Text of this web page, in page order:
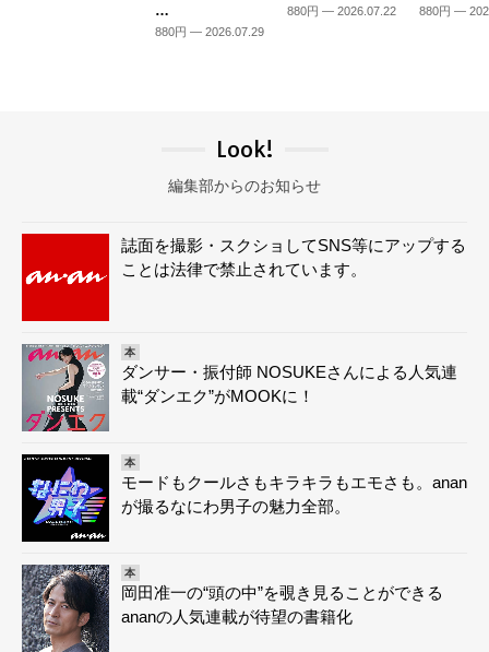
…
880円 — 2026.07.29
880円 — 2026.07.22 880円 —
Look!
編集部からのお知らせ
誌面を撮影・スクショしてSNS等にアップする
ことは法律で禁止されています。
本
ダンサー・振付師 NOSUKEさんによる人気連
載“ダンエク”がMOOKに！
本
モードもクールさもキラキラもエモさも。anan
が撮るなにわ男子の魅力全部。
本
岡田准一の“頭の中”を覗き見ることができる
ananの人気連載が待望の書籍化